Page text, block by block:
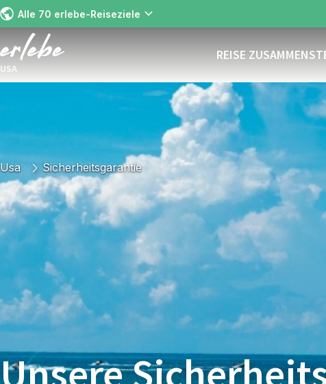
Alle 70 erlebe-Reiseziele
USA
REISE
Usa Sicherheitsgarantie